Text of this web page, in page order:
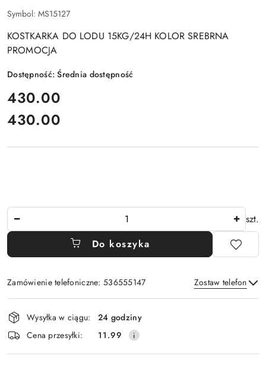
Symbol: MS15127
KOSTKARKA DO LODU 15KG/24H KOLOR SREBRNA
PROMOCJA
Dostępność:Średnia dostępność
cena:
430.00
Cena:
430.00
szt.
Do koszyka
Zamówienie telefoniczne: 536555147 Zostaw telefon
Wyślij
Dostępność
i
dostawa
Wysyłka w ciągu:
24 godziny
Cena przesyłki:
11.99